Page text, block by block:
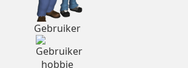
Gebruiker
hobbie